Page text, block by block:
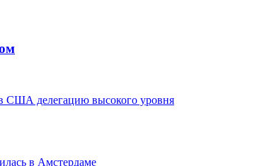
США делегацию высокого уровня